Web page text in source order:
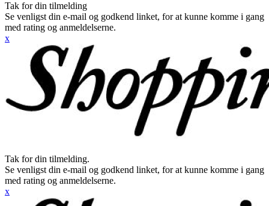
Tak for din tilmelding
Se venligst din e-mail og godkend linket, for at kunne komme i gang
med rating og anmeldelserne.
x
Tak for din tilmelding.
Se venligst din e-mail og godkend linket, for at kunne komme i gang
med rating og anmeldelserne.
x